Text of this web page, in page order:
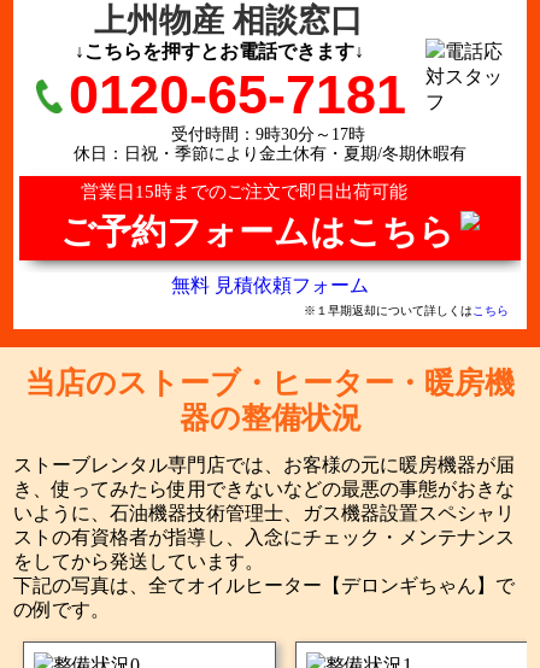
上州物産 相談窓口
営業日15時までのご注文で即日出荷可能
ご予約フォームはこちら
↓こちらを押すとお電話できます↓
0120-65-7181
受付時間：9時30分～17時
休日：日祝・季節により金土休有・夏期/冬期休暇有
無料 見積依頼フォーム
※１早期返却について詳しくは こちら
当店のストーブ・ヒーター・暖房機
器の整備状況
ストーブレンタル専門店では、お客様の元に暖房機器が届
き、使ってみたら使用できないなどの最悪の事態がおきな
いように、石油機器技術管理士、ガス機器設置スペシャリ
ストの有資格者が指導し、入念にチェック・メンテナンス
をしてから発送しています。
下記の写真は、全てオイルヒーター【デロンギちゃん】で
の例です。